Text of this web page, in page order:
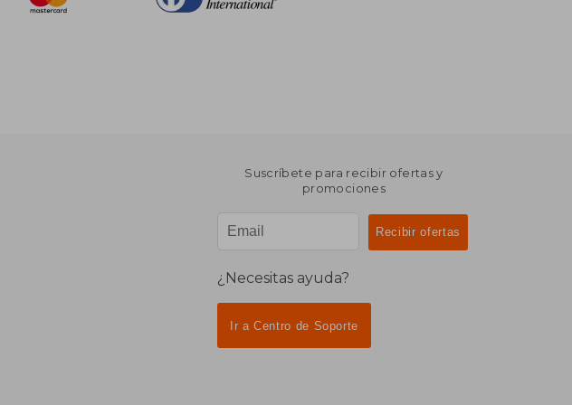
Suscríbete para recibir ofertas y
promociones
¿Necesitas ayuda?
Ir a Centro de Soporte